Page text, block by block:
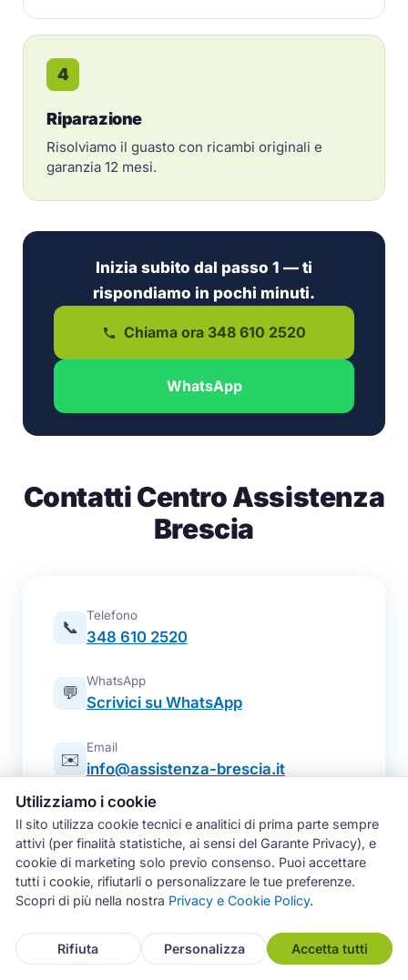
4
Riparazione
Risolviamo il guasto con ricambi originali e
garanzia 12 mesi.
Inizia subito dal passo 1 — ti
rispondiamo in pochi minuti.
Chiama ora 348 610 2520
WhatsApp
Contatti Centro Assistenza
Brescia
📞
Telefono
348 610 2520
💬
WhatsApp
Scrivici su WhatsApp
✉️
Email
info@assistenza-brescia.it
📋
Modulo online
Prenota un intervento
📍
Zona operativa
Brescia e intera provincia — tutti i
Utilizziamo i cookie
Il sito utilizza cookie tecnici e analitici di prima parte sempre
attivi (per finalità statistiche, ai sensi del Garante Privacy), e
cookie di marketing solo previo consenso. Puoi accettare
tutti i cookie, rifiutarli o personalizzare le tue preferenze.
Scopri di più nella nostra Privacy e Cookie Policy.
Rifiuta Personalizza Accetta tutti